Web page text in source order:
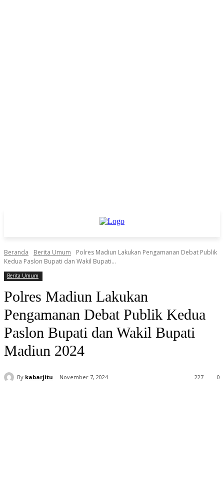
Beranda Berita Umum
Polres Madiun Lakukan Pengamanan Debat Publik
Kedua Paslon Bupati dan Wakil Bupati...
Berita Umum
Polres Madiun Lakukan
Pengamanan Debat Publik Kedua
Paslon Bupati dan Wakil Bupati
Madiun 2024
By kabarjitu November 7, 2024 0
227